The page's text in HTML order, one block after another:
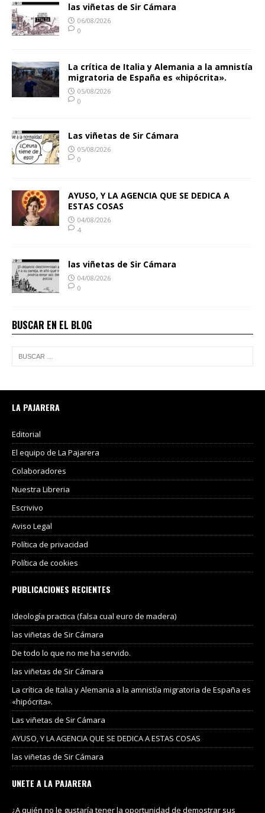
las viñetas de Sir Cámara
06/08/2026
0
La crítica de Italia y Alemania a la amnistía
migratoria de España es «hipócrita».
05/08/2026
0
Las viñetas de Sir Cámara
05/08/2026
0
AYUSO, Y LA AGENCIA QUE SE DEDICA A
ESTAS COSAS
04/08/2026
4
las viñetas de Sir Cámara
04/08/2026
0
BUSCAR EN EL BLOG
LA PAJARERA
Editorial
El equipo de La Pajarera
Colaboradores
Nuestra Libreria
Escrivivo
Aviso Legal
Política de privacidad
Política de cookies
PUBLICACIONES RECIENTES
Ideología practica (falsa cual euro de madera)
las viñetas de Sir Cámara
De todo lo que no me ha servido.
las viñetas de Sir Cámara
La crítica de Italia y Alemania a la amnistía migratoria de España es
«hipócrita».
Las viñetas de Sir Cámara
AYUSO, Y LA AGENCIA QUE SE DEDICA A ESTAS COSAS
las viñetas de Sir Cámara
UNETE A LA PAJARERA
¿A quién no le gustaría tener la oportunidad de demostrar sus